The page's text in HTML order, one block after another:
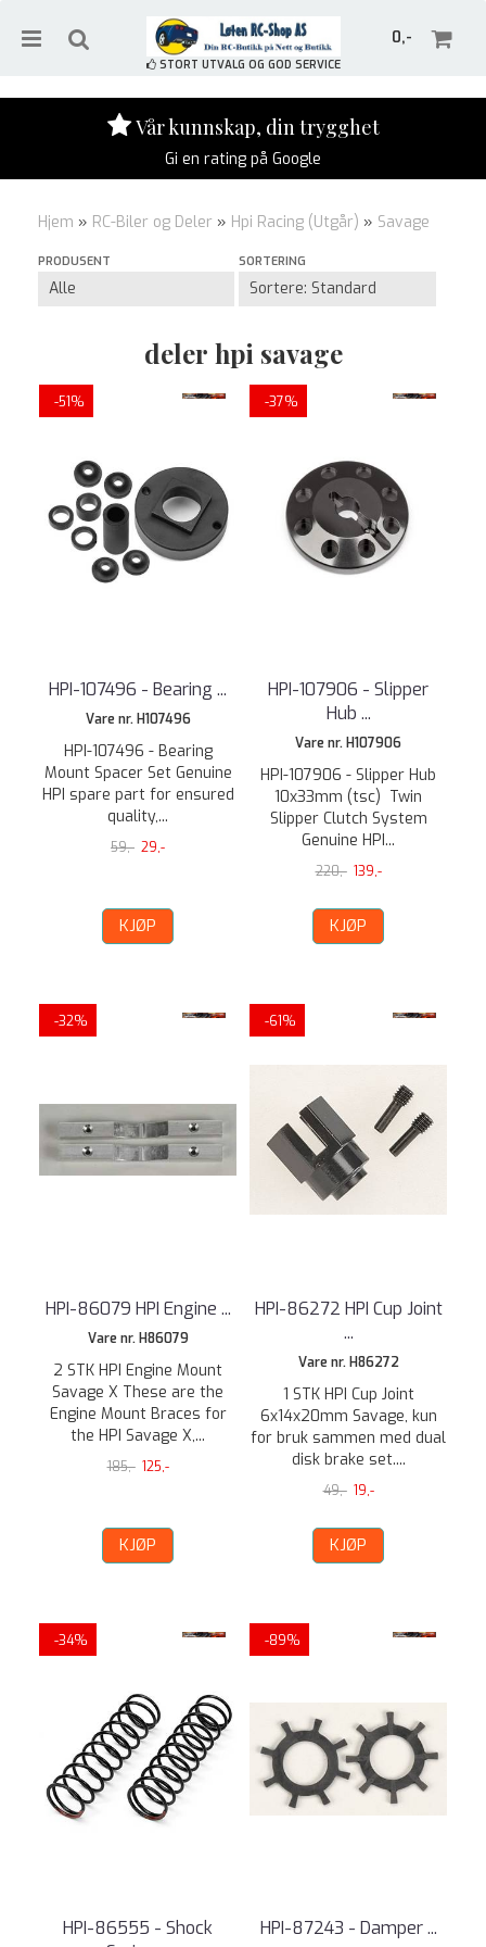
0,-
STORT UTVALG OG GOD SERVICE
Vår kunnskap, din trygghet
Gi en rating på Google
Hjem » RC-Biler og Deler » Hpi Racing (Utgår) » Savage
PRODUSENT SORTERING
deler hpi savage
-51%
HPI-107496 - Bearing ...
Vare nr. H107496
HPI-107496 - Bearing
Mount Spacer Set Genuine
HPI spare part for ensured
quality,...
59,- 29,-
KJØP
-37%
HPI-107906 - Slipper
Hub ...
Vare nr. H107906
HPI-107906 - Slipper Hub
10x33mm (tsc) Twin
Slipper Clutch System
Genuine HPI...
220,- 139,-
KJØP
-32%
HPI-86079 HPI Engine ...
Vare nr. H86079
2 STK HPI Engine Mount
Savage X These are the
Engine Mount Braces for
the HPI Savage X,...
185,- 125,-
KJØP
-61%
HPI-86272 HPI Cup Joint
...
Vare nr. H86272
1 STK HPI Cup Joint
6x14x20mm Savage, kun
for bruk sammen med dual
disk brake set....
49,- 19,-
KJØP
-34%
HPI-86555 - Shock
-89%
HPI-87243 - Damper ...